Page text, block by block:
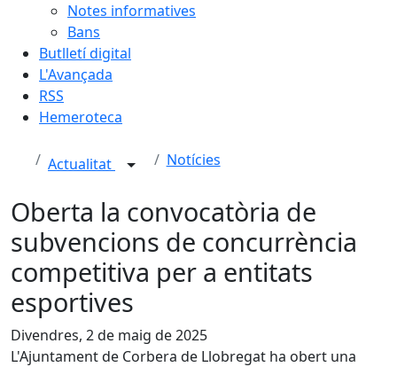
Notes informatives
Bans
Butlletí digital
L'Avançada
RSS
Hemeroteca
Actualitat Notícies
Oberta la convocatòria de
subvencions de concurrència
competitiva per a entitats
esportives
Divendres, 2 de maig de 2025
L'Ajuntament de Corbera de Llobregat ha obert una